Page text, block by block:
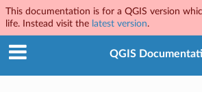
This documentation is for a QGIS version
life. Instead visit the latest version.
QGIS